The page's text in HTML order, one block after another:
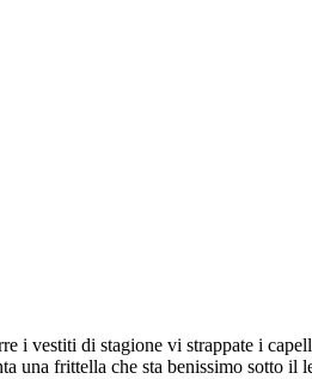
i vestiti di stagione vi strappate i
una frittella che sta benissimo sotto il